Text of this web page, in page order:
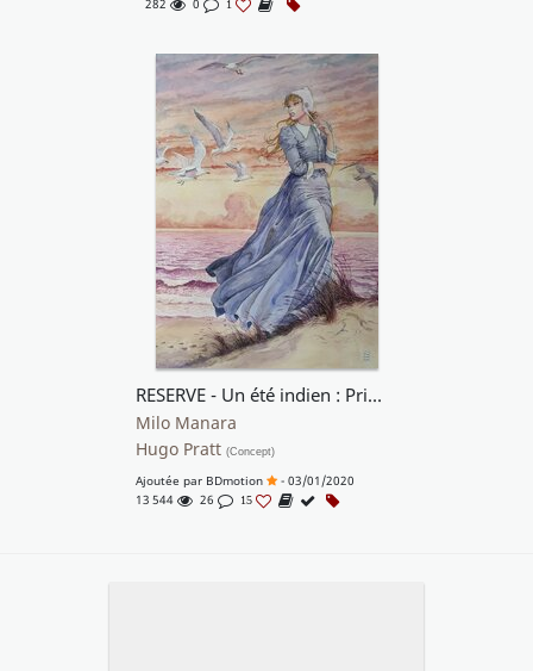
282 0 1
RESERVE - Un été indien : Prima della tempesta
Milo Manara
Hugo Pratt (Concept)
Ajoutée par BDmotion
- 03/01/2020
13 544
26 15